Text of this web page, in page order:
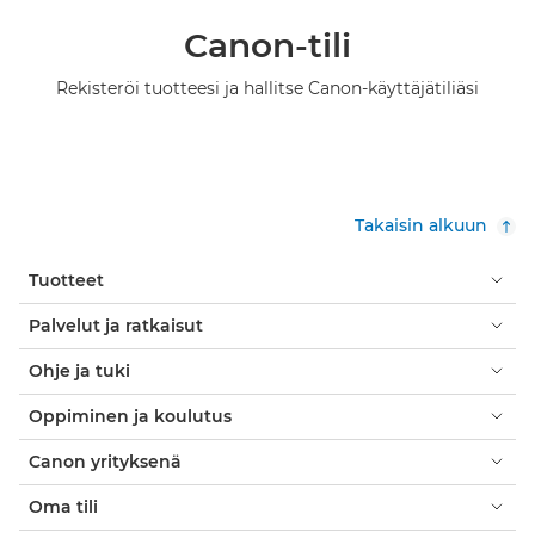
Canon-tili
Rekisteröi tuotteesi ja hallitse Canon-käyttäjätiliäsi
Takaisin alkuun
Tuotteet
Palvelut ja ratkaisut
Ohje ja tuki
Oppiminen ja koulutus
Canon yrityksenä
Oma tili